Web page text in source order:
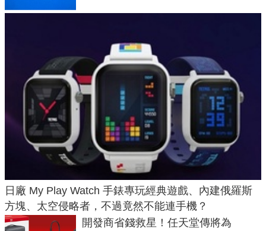
日廠 My Play Watch 手錶專玩經典遊戲、內建俄羅斯
方塊、太空侵略者，不過竟然不能連手機？
開發商省錢救星！任天堂傳將為